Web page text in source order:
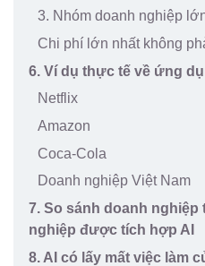
3. Nhóm doanh nghiệp
Chi phí lớn nhất không
6. Ví dụ thực tế về ứng
Netflix
Amazon
Coca-Cola
Doanh nghiệp Việt Nam
7. So sánh doanh
nghiệp được tích hợp AI
8. AI có lấy mất việc làm